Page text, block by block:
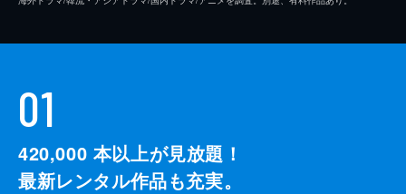
01
420,000 本以上が見放題！
最新レンタル作品も充実。